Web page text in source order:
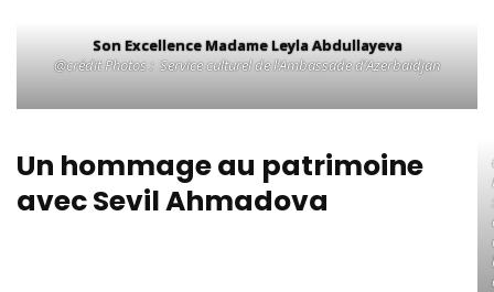
Son Excellence Madame Leyla Abdullayeva
@crédit Photos : Service culturel de l’Ambassade d’Azerbaïdjan
Un hommage au patrimoine
avec Sevil Ahmadova